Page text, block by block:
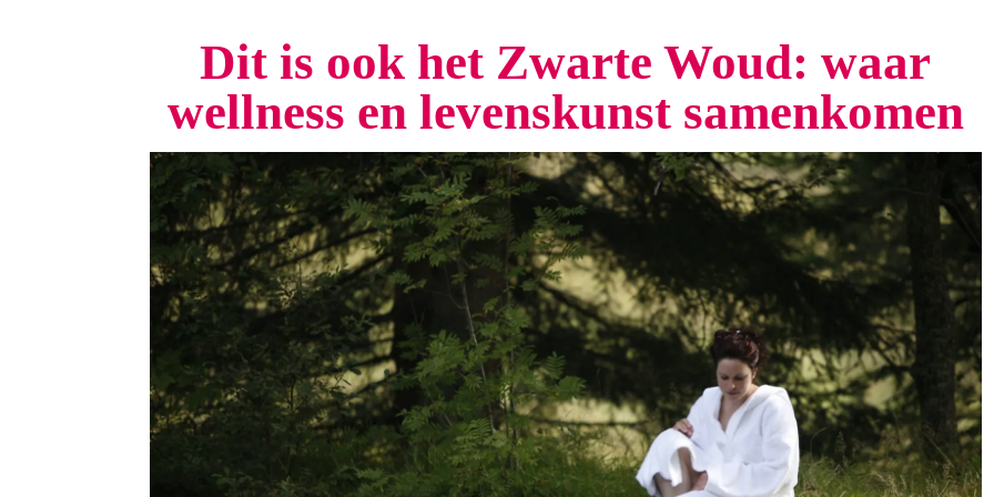
Dit is ook het Zwarte Woud: waar
wellness en levenskunst samenkomen